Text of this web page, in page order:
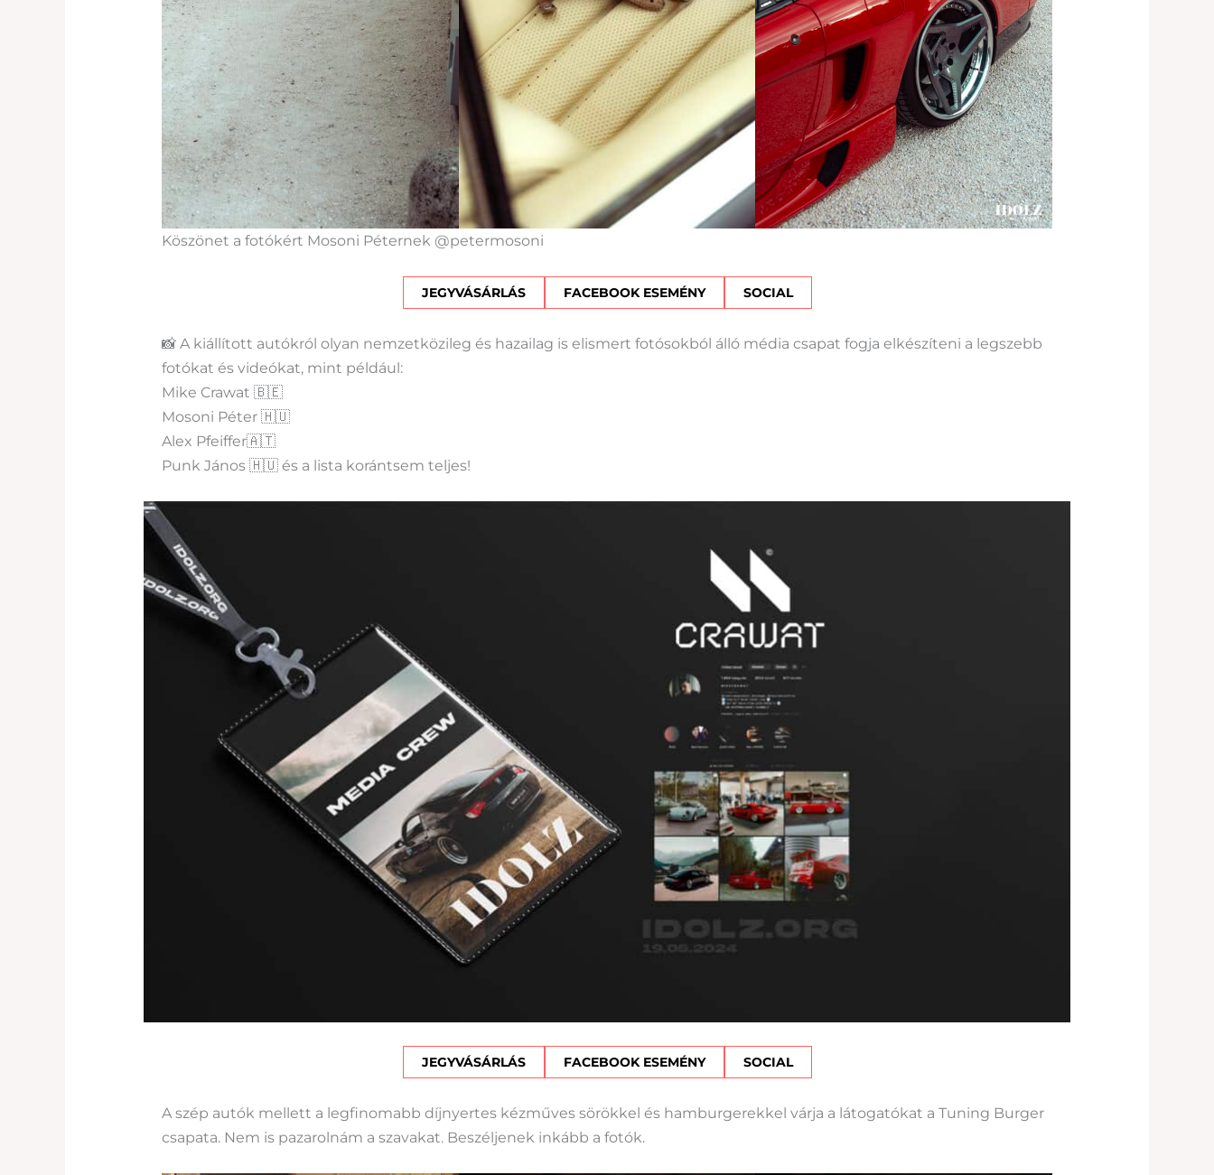
Köszönet a fotókért Mosoni Péternek @petermosoni
JEGYVÁSÁRLÁS FACEBOOK ESEMÉNY SOCIAL
📸 A kiállított autókról olyan nemzetközileg és hazailag is elismert fotósokból álló média csapat fogja elkészíteni a legszebb
fotókat és videókat, mint például:
Mike Crawat 🇧🇪
Mosoni Péter 🇭🇺
Alex Pfeiffer🇦🇹
Punk János 🇭🇺 és a lista korántsem teljes!
JEGYVÁSÁRLÁS FACEBOOK ESEMÉNY SOCIAL
A szép autók mellett a legfinomabb díjnyertes kézműves sörökkel és hamburgerekkel várja a látogatókat a Tuning Burger
csapata. Nem is pazarolnám a szavakat. Beszéljenek inkább a fotók.